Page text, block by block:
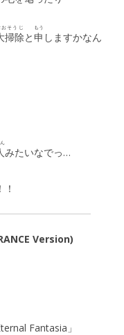
掃除
おそうじ
と申
もう
しますかなん
みたいなでっ…
Version)
Fantasia」